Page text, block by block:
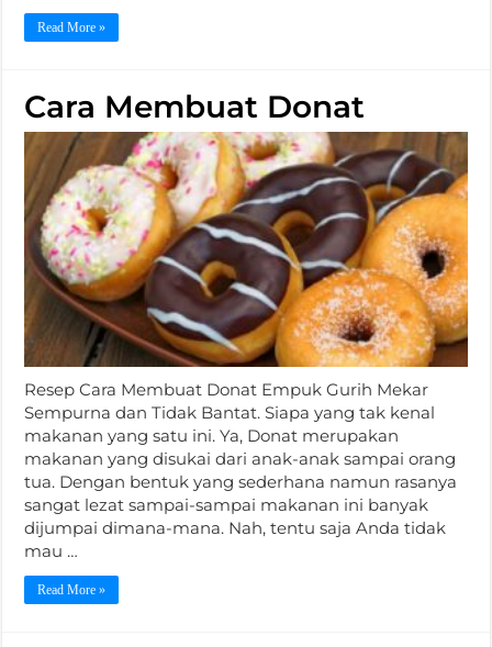
Read More »
Cara Membuat Donat
Resep Cara Membuat Donat Empuk Gurih Mekar
Sempurna dan Tidak Bantat. Siapa yang tak kenal
makanan yang satu ini. Ya, Donat merupakan
makanan yang disukai dari anak-anak sampai orang
tua. Dengan bentuk yang sederhana namun rasanya
sangat lezat sampai-sampai makanan ini banyak
dijumpai dimana-mana. Nah, tentu saja Anda tidak
mau …
Read More »